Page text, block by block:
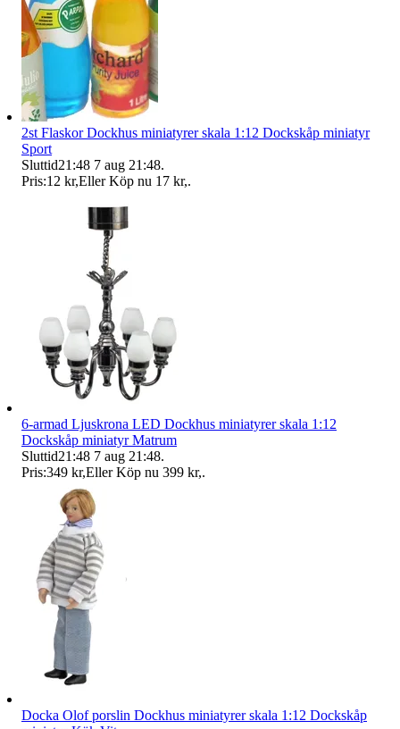
2st Flaskor Dockhus miniatyrer skala 1:12 Dockskåp miniatyr
Sport
Sluttid21:48 7 aug 21:48.
Pris:12 kr,Eller Köp nu 17 kr,.
6-armad Ljuskrona LED Dockhus miniatyrer skala 1:12
Dockskåp miniatyr Matrum
Sluttid21:48 7 aug 21:48.
Pris:349 kr,Eller Köp nu 399 kr,.
Docka Olof porslin Dockhus miniatyrer skala 1:12 Dockskåp